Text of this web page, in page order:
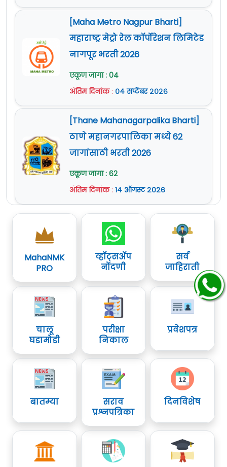
[Maha Metro Nagpur Bharti]
महाराष्ट्र मेट्रो रेल कॉर्पोरेशन लिमिटेड
नागपूर भरती 2026
एकूण जागा : 04
अंतिम दिनांक: ०४ सप्टेंबर २०२६
[Thane Mahanagarpalika Bharti]
ठाणे महानगरपालिका मध्ये 62
जागांसाठी भरती 2026
एकूण जागा : 62
अंतिम दिनांक: १४ ऑगस्ट २०२६
MahaNMK
PRO
व्हॉट्सॲप
नोंदणी
सर्व
जाहिराती
चालू
घडामोडी
परीक्षा
निकाल
प्रवेशपत्र
बातम्या
सराव
प्रश्नपत्रिका
दिनविशेष